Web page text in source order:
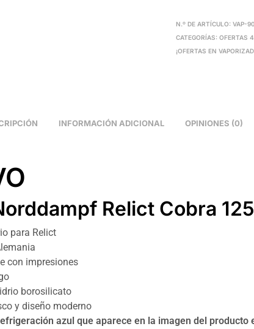
N.º DE ARTÍCULO:VAP-
CATEGORÍAS:OFERTAS
¡OFERTAS EN
INFORMACIÓN ADICIONAL OPINIONES (0)
Relict Cobra
para Relict
con impresiones
borosilicato
y diseño moderno
azul que aparece en la imagen del producto